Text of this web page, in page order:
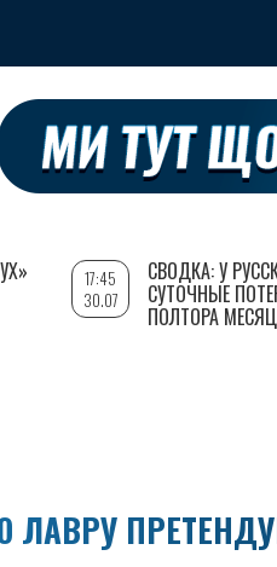
ЛАВРУ
17:45
30.07
СВОДКА: У
СУТОЧНЫЕ
ПОЛТОРА